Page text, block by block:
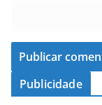
Publicidade